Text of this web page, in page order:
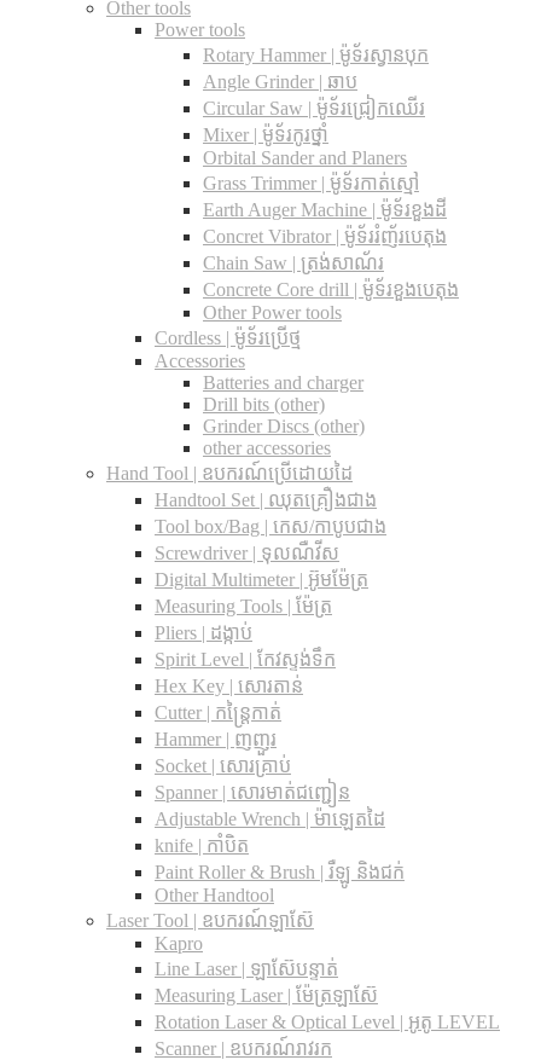
Other tools
Power tools
Rotary Hammer | ម៉ូទ័រស្វានបុក
Angle Grinder | ឆាប
Circular Saw​ | ម៉ូទ័រជ្រៀកឈើរ
Mixer | ម៉ូទ័រកូរថ្នាំ
Orbital Sander and Planers
Grass Trimmer | ម៉ូទ័រកាត់ស្មៅ
Earth Auger Machine | ម៉ូទ័រខួងដី
Concret Vibrator | ម៉ូទ័ររំញ័របេតុង
Chain Saw | ត្រង់សាណ័រ
Concrete Core drill | ម៉ូទ័រខួងបេតុង
Other Power tools
Cordless​ | ម៉ូទ័រប្រើថ្ម
Accessories
Batteries and charger
Drill bits (other)
Grinder Discs (other)
other accessories
Hand Tool | ឧបករណ៍ប្រើដោយដៃ
Handtool Set | ឈុតគ្រឿងជាង
Tool box/Bag | កេស/កាបូបជាង
Screwdriver | ទុលណឺវីស
Digital Multimeter | អ៊ូមម៉ែត្រ
Measuring Tools | ម៉ែត្រ
Pliers | ដង្កាប់
Spirit Level | កែវស្ទង់ទឹក
Hex Key | សោរតាន់
Cutter | កន្រ្តៃកាត់
Hammer | ញញួរ
Socket | សោរគ្រាប់
Spanner |​ សោរមាត់ជញ្ជៀន
Adjustable Wrench |​ ម៉ាឡេតដៃ
knife | កាំបិត
Paint Roller & Brush | រឺឡូ និងជក់
Other Handtool
Laser Tool | ឧបករណ៍ឡាស៊ែ
Kapro
Line Laser | ឡាស៊ែបន្ទាត់
Measuring Laser | ម៉ែត្រឡាស៊ែ
Rotation Laser & Optical Level | អូតូ LEVEL
Scanner | ឧបករណ៍រាវរក